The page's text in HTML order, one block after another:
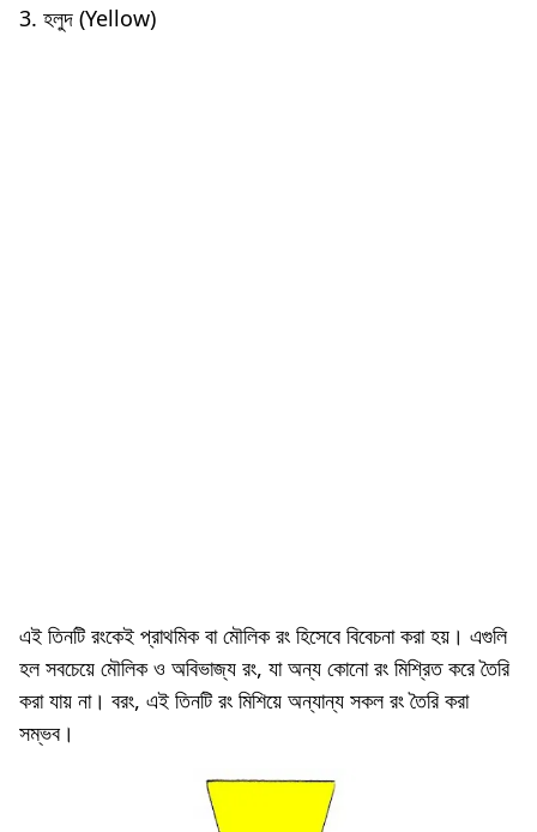
3. হলুদ (Yellow)
এই তিনটি রংকেই প্রাথমিক বা মৌলিক রং হিসেবে বিবেচনা করা হয়। এগুলি
হল সবচেয়ে মৌলিক ও অবিভাজ্য রং, যা অন্য কোনো রং মিশ্রিত করে তৈরি
করা যায় না। বরং, এই তিনটি রং মিশিয়ে অন্যান্য সকল রং তৈরি করা
সম্ভব।